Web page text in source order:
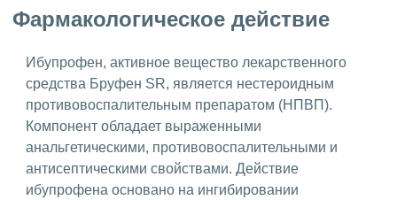
Фармакологическое действие
Ибупрофен, активное вещество лекарственного
средства Бруфен SR, является нестероидным
противовоспалительным препаратом (НПВП).
Компонент обладает выраженными
анальгетическими, противовоспалительными и
антисептическими свойствами. Действие
ибупрофена основано на ингибировании